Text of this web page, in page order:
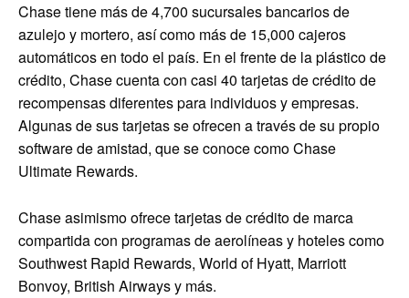
Chase tiene más de 4,700 sucursales bancarios de
azulejo y mortero, así como más de 15,000 cajeros
automáticos en todo el país. En el frente de la plástico de
crédito, Chase cuenta con casi 40 tarjetas de crédito de
recompensas diferentes para individuos y empresas.
Algunas de sus tarjetas se ofrecen a través de su propio
software de amistad, que se conoce como Chase
Ultimate Rewards.
Chase asimismo ofrece tarjetas de crédito de marca
compartida con programas de aerolíneas y hoteles como
Southwest Rapid Rewards, World of Hyatt, Marriott
Bonvoy, British Airways y más.